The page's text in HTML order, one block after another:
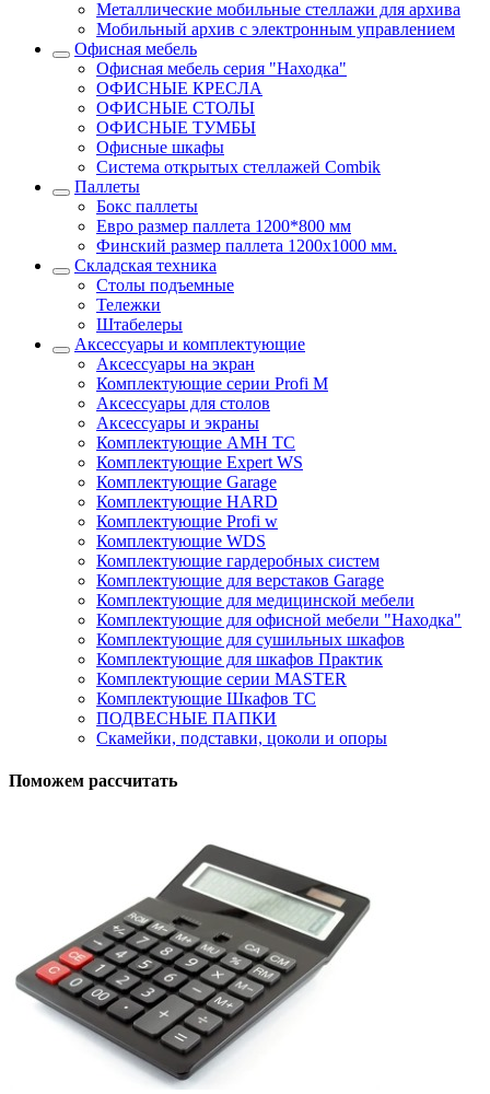
Металлические мобильные стеллажи для архива
Мобильный архив с электронным управлением
Офисная мебель
Офисная мебель серия "Находка"
ОФИСНЫЕ КРЕСЛА
ОФИСНЫЕ СТОЛЫ
ОФИСНЫЕ ТУМБЫ
Офисные шкафы
Система открытых стеллажей Combik
Паллеты
Бокс паллеты
Евро размер паллета 1200*800 мм
Финский размер паллета 1200х1000 мм.
Складская техника
Столы подъемные
Тележки
Штабелеры
Аксессуары и комплектующие
Аксессуары на экран
Комплектующие серии Profi M
Аксессуары для столов
Аксессуары и экраны
Комплектующие AMH TC
Комплектующие Expert WS
Комплектующие Garage
Комплектующие HARD
Комплектующие Profi w
Комплектующие WDS
Комплектующие гардеробных систем
Комплектующие для верстаков Garage
Комплектующие для медицинской мебели
Комплектующие для офисной мебели "Находка"
Комплектующие для сушильных шкафов
Комплектующие для шкафов Практик
Комплектующие серии MASTER
Комплектующие Шкафов ТС
ПОДВЕСНЫЕ ПАПКИ
Скамейки, подставки, цоколи и опоры
Поможем рассчитать